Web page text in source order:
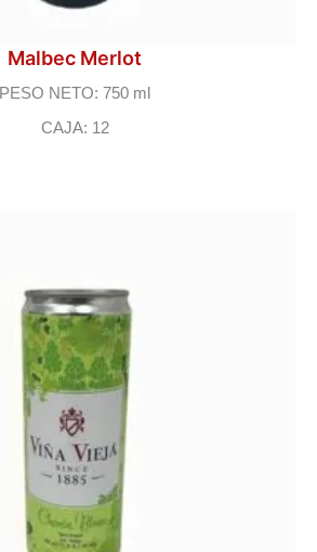
Malbec Merlot
PESO NETO: 750 ml
CAJA: 12